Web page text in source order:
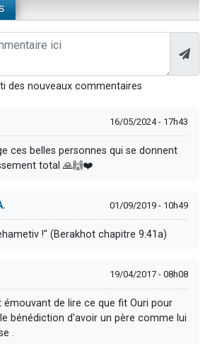
des nouveaux commentaires
16/05/2024 - 17h43
ces belles personnes qui se donnent
total 🙏🙌❤️
01/09/2019 - 10h49
!" (Berakhot chapitre 9:41a)
19/04/2017 - 08h08
émouvant de lire ce que fit Ouri pour
bénédiction d'avoir un père comme lui
.